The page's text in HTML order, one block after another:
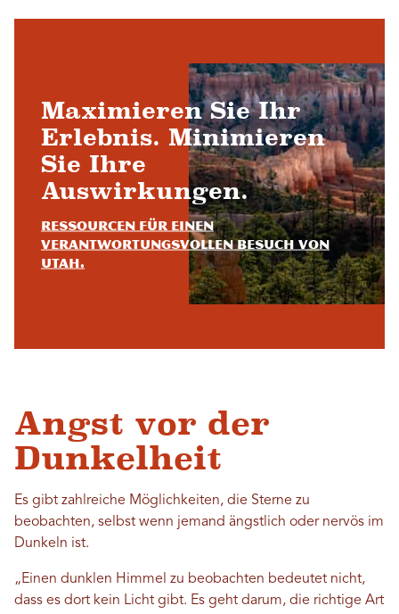
Maximieren Sie Ihr
Erlebnis. Minimieren
Sie Ihre
Auswirkungen.
Ressourcen für einen
verantwortungsvollen Besuch von
Utah.
Angst vor der
Dunkelheit
Es gibt zahlreiche Möglichkeiten, die Sterne zu
beobachten, selbst wenn jemand ängstlich oder nervös im
Dunkeln ist.
„Einen dunklen Himmel zu beobachten bedeutet nicht,
dass es dort kein Licht gibt. Es geht darum, die richtige Art